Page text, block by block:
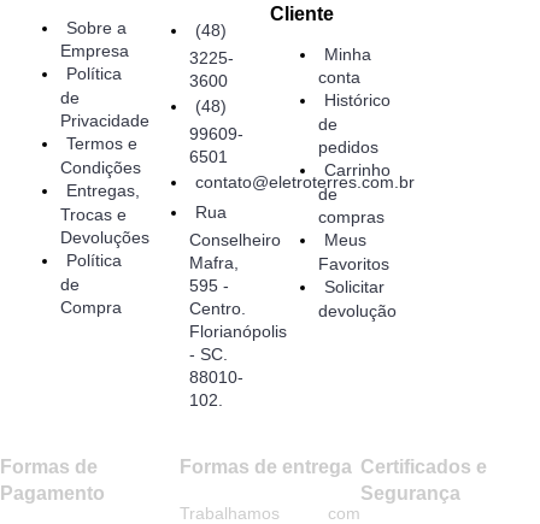
Sobre a
Empresa
Política
de
Privacidade
Termos e
Condições
Entregas,
Trocas e
Devoluções
Política
de
Compra
(48)
3225-
3600
(48)
99609-
6501
contato@eletroterres.com.br
Rua
Conselheiro
Mafra,
595 -
Centro.
Florianópolis
- SC.
88010-
102.
Cliente
Minha
conta
Histórico
de
pedidos
Carrinho
de
compras
Meus
Favoritos
Solicitar
devolução
Formas de
Pagamento
Formas de entrega
Trabalhamos com
Certificados e
Segurança